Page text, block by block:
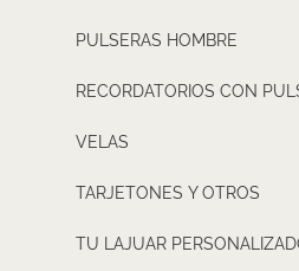
PULSERAS HOMBRE
RECORDATORIOS CON
VELAS
TARJETONES Y OTROS
TU LAJUAR